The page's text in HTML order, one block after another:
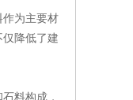
作为主要材
降低了建
料构成，